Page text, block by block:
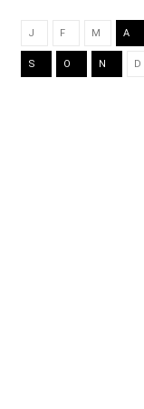
J F M A
S O N D